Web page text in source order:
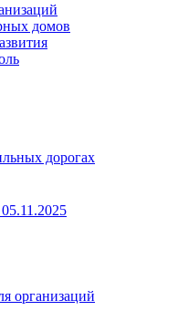
домов
дорогах
организаций